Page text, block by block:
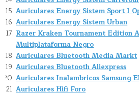
Auriculares Energy Sistem Sport 1
Auriculares Energy Sistem Urban
Razer Kraken Tournament Edition
Multiplataforma Negro
Auriculares Bluetooth Media Markt
Auriculares Bluetooth Aliexpress
Auriculares Inalambricos Samsung
Auriculares Hifi Foro